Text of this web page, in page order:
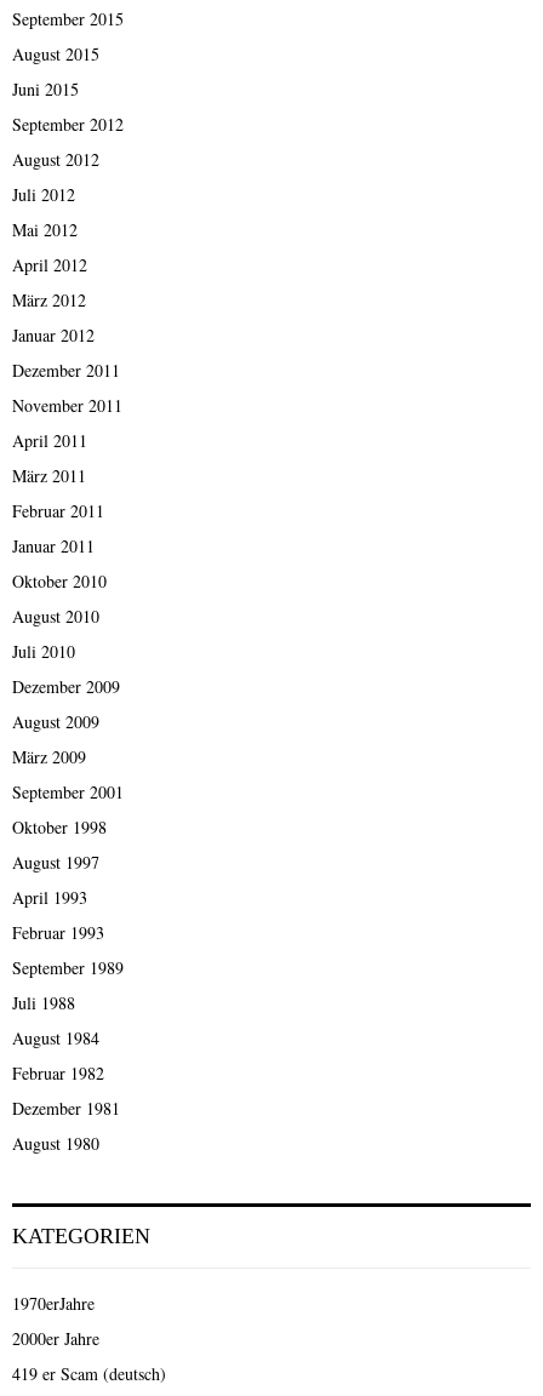
September 2015
August 2015
Juni 2015
September 2012
August 2012
Juli 2012
Mai 2012
April 2012
März 2012
Januar 2012
Dezember 2011
November 2011
April 2011
März 2011
Februar 2011
Januar 2011
Oktober 2010
August 2010
Juli 2010
Dezember 2009
August 2009
März 2009
September 2001
Oktober 1998
August 1997
April 1993
Februar 1993
September 1989
Juli 1988
August 1984
Februar 1982
Dezember 1981
August 1980
KATEGORIEN
1970erJahre
2000er Jahre
419 er Scam (deutsch)